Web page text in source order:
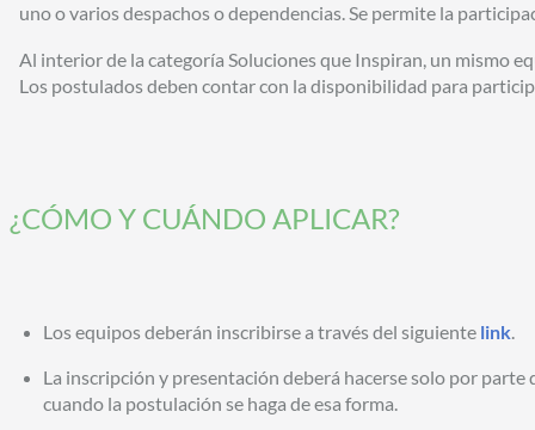
uno o varios despachos o dependencias. Se permite la
Al interior de la categoría Soluciones que Inspiran, un mismo
Los postulados deben contar con la disponibilidad para
¿CÓMO Y CUÁNDO APLICAR?
Los equipos deberán inscribirse a través del siguiente link.
La inscripción y presentación deberá hacerse solo por
cuando la postulación se haga de esa forma.